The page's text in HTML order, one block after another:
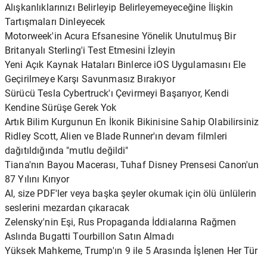
Alışkanlıklarınızı Belirleyip Belirleyemeyeceğine İlişkin
Tartışmaları Dinleyecek
Motorweek'in Acura Efsanesine Yönelik Unutulmuş Bir
Britanyalı Sterling'i Test Etmesini İzleyin
Yeni Açık Kaynak Hataları Binlerce iOS Uygulamasını Ele
Geçirilmeye Karşı Savunmasız Bırakıyor
Sürücü Tesla Cybertruck'ı Çevirmeyi Başarıyor, Kendi
Kendine Sürüşe Gerek Yok
Artık Bilim Kurgunun En İkonik Bikinisine Sahip Olabilirsiniz
Ridley Scott, Alien ve Blade Runner'ın devam filmleri
dağıtıldığında "mutlu değildi"
Tiana'nın Bayou Macerası, Tuhaf Disney Prensesi Canon'un
87 Yılını Kırıyor
AI, size PDF'ler veya başka şeyler okumak için ölü ünlülerin
seslerini mezardan çıkaracak
Zelensky'nin Eşi, Rus Propaganda İddialarına Rağmen
Aslında Bugatti Tourbillon Satın Almadı
Yüksek Mahkeme, Trump'ın 9 ile 5 Arasında İşlenen Her Tür